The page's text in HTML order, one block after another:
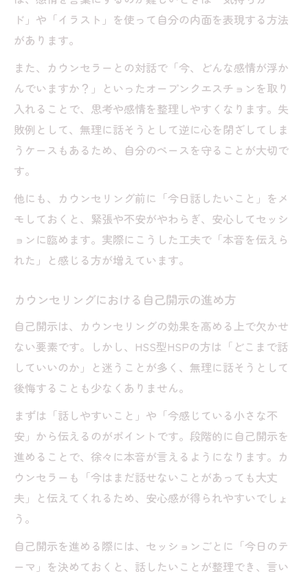
ド」や「イラスト」を使って自分の内面を表現する方法
があります。
また、カウンセラーとの対話で「今、どんな感情が浮か
んでいますか？」といったオープンクエスチョンを取り
入れることで、思考や感情を整理しやすくなります。失
敗例として、無理に話そうとして逆に心を閉ざしてしま
うケースもあるため、自分のペースを守ることが大切で
す。
他にも、カウンセリング前に「今日話したいこと」をメ
モしておくと、緊張や不安がやわらぎ、安心してセッシ
ョンに臨めます。実際にこうした工夫で「本音を伝えら
れた」と感じる方が増えています。
カウンセリングにおける自己開示の進め方
自己開示は、カウンセリングの効果を高める上で欠かせ
ない要素です。しかし、HSS型HSPの方は「どこまで話
していいのか」と迷うことが多く、無理に話そうとして
後悔することも少なくありません。
まずは「話しやすいこと」や「今感じている小さな不
安」から伝えるのがポイントです。段階的に自己開示を
進めることで、徐々に本音が言えるようになります。カ
ウンセラーも「今はまだ話せないことがあっても大丈
夫」と伝えてくれるため、安心感が得られやすいでしょ
う。
自己開示を進める際には、セッションごとに「今日のテ
ーマ」を決めておくと、話したいことが整理でき、言い